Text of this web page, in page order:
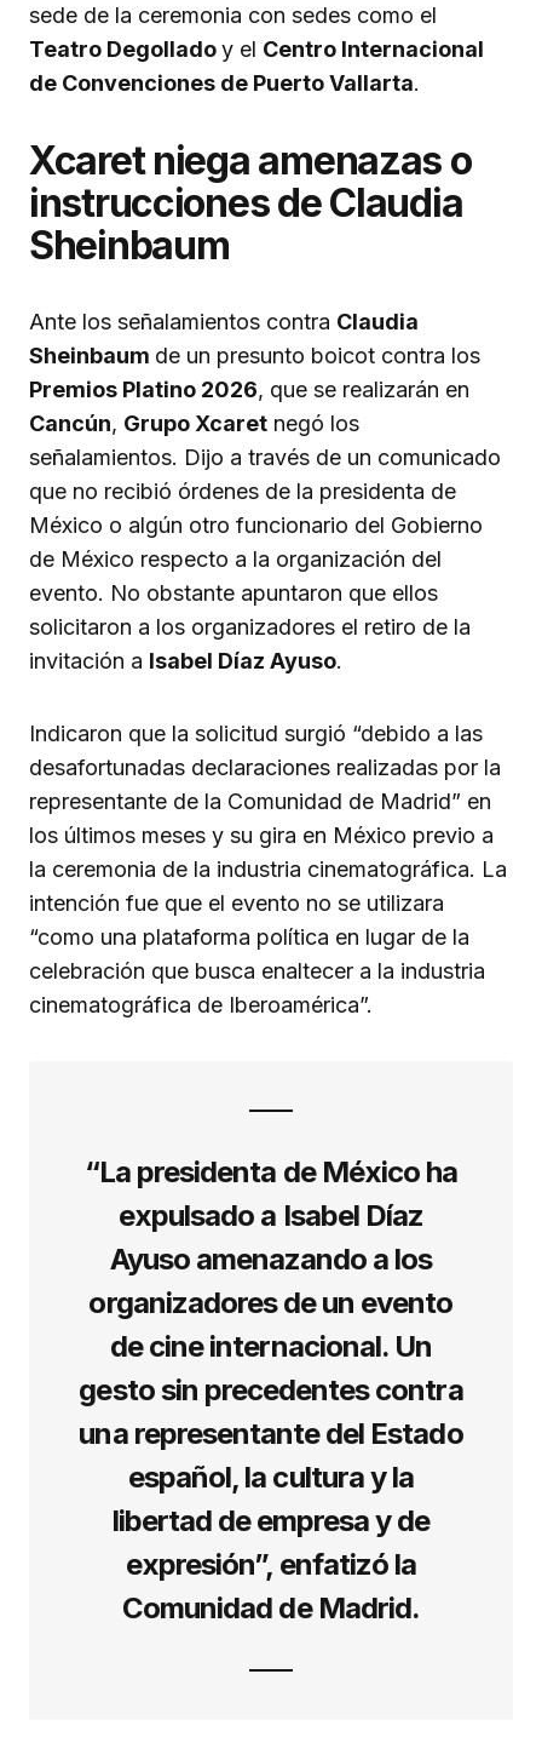
sede de la ceremonia con sedes como el
Teatro Degolladoy el Centro Internacional
de Convenciones de Puerto Vallarta.
Xcaret niega amenazas o
instrucciones de Claudia
Sheinbaum
Ante los señalamientos contra Claudia
Sheinbaum de un presunto boicot contra los
Premios Platino 2026, que se realizarán en
Cancún, Grupo Xcaret negó los
señalamientos. Dijo a través de un comunicado
que no recibió órdenes de la presidenta de
México o algún otro funcionario del Gobierno
de México respecto a la organización del
evento. No obstante apuntaron que ellos
solicitaron a los organizadores el retiro de la
invitación a Isabel Díaz Ayuso.
Indicaron que la solicitud surgió “debido a las
desafortunadas declaraciones realizadas por la
representante de la Comunidad de Madrid” en
los últimos meses y su gira en México previo a
la ceremonia de la industria cinematográfica. La
intención fue que el evento no se utilizara
“como una plataforma política en lugar de la
celebración que busca enaltecer a la industria
cinematográfica de Iberoamérica”.
“La presidenta de México ha
expulsado a Isabel Díaz
Ayuso amenazando a los
organizadores de un evento
de cine internacional. Un
gesto sin precedentes contra
una representante del Estado
español, la cultura y la
libertad de empresa y de
expresión”, enfatizó la
Comunidad de Madrid.